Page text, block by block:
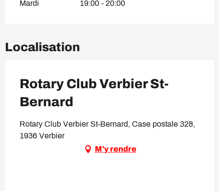
Mardi 19:00 - 20:00
Localisation
Rotary Club Verbier St-
Bernard
Rotary Club Verbier St-Bernard, Case postale 328,
1936 Verbier
M'y rendre